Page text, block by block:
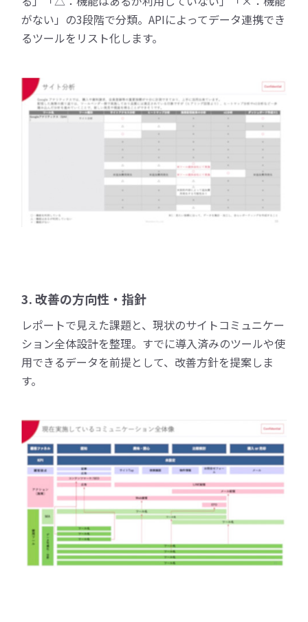
がない」の3段階で分類。APIによってデータ連携でき
るツールをリスト化します。
3. 改善の方向性・指針
レポートで見えた課題と、現状のサイトコミュニケー
ション全体設計を整理。すでに導入済みのツールや使
用できるデータを前提として、改善方針を提案しま
す。